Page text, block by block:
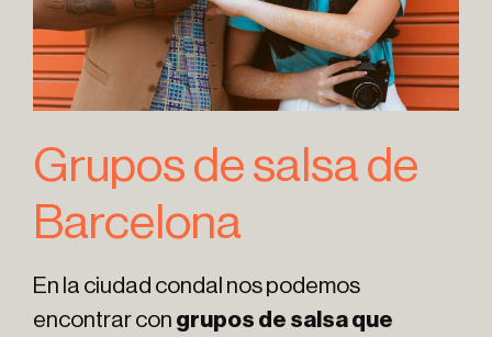
Grupos de salsa de
Barcelona
En la ciudad condal nos podemos
encontrar con grupos de salsa que